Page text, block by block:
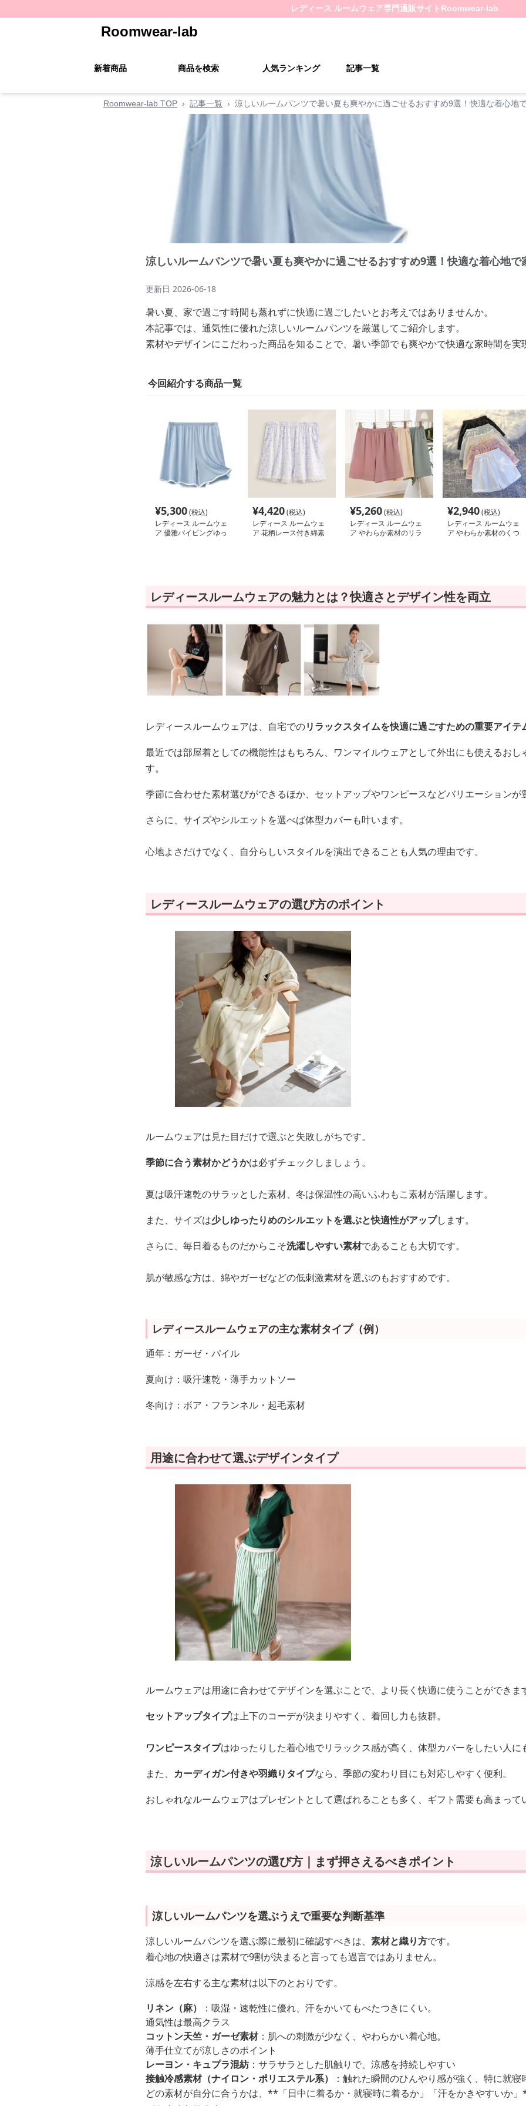
レディース ルームウェア専門通販サイト Roomwear-lab
Roomwear-lab
新着商品 商品を検索 人気ランキング 記事一覧
Roomwear-lab TOP › 記事一覧 › 涼しいルームパンツで暑い夏も爽やかに過ごせるおすすめ9選！快適な着心地
涼しいルームパンツで暑い夏も爽やかに過ごせるおすすめ9選！快適な着心地
更新日 2026-06-18
暑い夏、家で過ごす時間も蒸れずに快適に過ごしたいとお考えではありませんか。
本記事では、通気性に優れた涼しいルームパンツを厳選してご紹介します。
素材やデザインにこだわった商品を知ることで、暑い季節でも爽やかで快適な家時間を実
今回紹介する商品一覧
¥5,300(税込)
レディース ルームウェ
ア 優雅パイピングゆっ
¥4,420(税込)
レディース ルームウェ
ア 花柄レース付き綿素
¥5,260(税込)
レディース ルームウェ
ア やわらか素材のリラ
¥2,940(税込)
レディース ルームウェ
ア やわらか素材のくつ
レディースルームウェアの魅力とは？快適さとデザイン性を両立
レディースルームウェアは、自宅でのリラックスタイムを快適に過ごすための重要アイテ
最近では部屋着としての機能性はもちろん、ワンマイルウェアとして外出にも使えるお
す。
季節に合わせた素材選びができるほか、セットアップやワンピースなどバリエーションが
さらに、サイズやシルエットを選べば体型カバーも叶います。
心地よさだけでなく、自分らしいスタイルを演出できることも人気の理由です。
レディースルームウェアの選び方のポイント
ルームウェアは見た目だけで選ぶと失敗しがちです。
季節に合う素材かどうかは必ずチェックしましょう。
夏は吸汗速乾のサラッとした素材、冬は保温性の高いふわもこ素材が活躍します。
また、サイズは少しゆったりめのシルエットを選ぶと快適性がアップします。
さらに、毎日着るものだからこそ洗濯しやすい素材であることも大切です。
肌が敏感な方は、綿やガーゼなどの低刺激素材を選ぶのもおすすめです。
レディースルームウェアの主な素材タイプ（例）
通年：ガーゼ・パイル
夏向け：吸汗速乾・薄手カットソー
冬向け：ボア・フランネル・起毛素材
用途に合わせて選ぶデザインタイプ
ルームウェアは用途に合わせてデザインを選ぶことで、より長く快適に使うことができま
セットアップタイプは上下のコーデが決まりやすく、着回し力も抜群。
ワンピースタイプはゆったりした着心地でリラックス感が高く、体型カバーをしたい人に
また、 カーディガン付きや羽織りタイプなら、季節の変わり目にも対応しやすく便利。
おしゃれなルームウェアはプレゼントとして選ばれることも多く、ギフト需要も高まって
涼しいルームパンツの選び方｜まず押さえるべきポイント
涼しいルームパンツを選ぶうえで重要な判断基準
涼しいルームパンツを選ぶ際に最初に確認すべきは、 素材と織り方です。
着心地の快適さは素材で9割が決まると言っても過言ではありません。
涼感を左右する主な素材は以下のとおりです。
リネン（麻）
：吸湿・速乾性に優れ、汗をかいてもべたつきにくい。
通気性は最高クラス
コットン天竺・ガーゼ素材：肌への刺激が少なく、やわらかい着心地。
薄手仕立てが涼しさのポイント
レーヨン・キュプラ混紡 ：サラサラとした肌触りで、涼感を持続しやすい
接触冷感素材（ナイロン・ポリエステル系）
：触れた瞬間のひんやり感が強く、特に就寝
どの素材が自分に合うかは、**「日中に着るか・就寝時に着るか」「汗をかきやすいか